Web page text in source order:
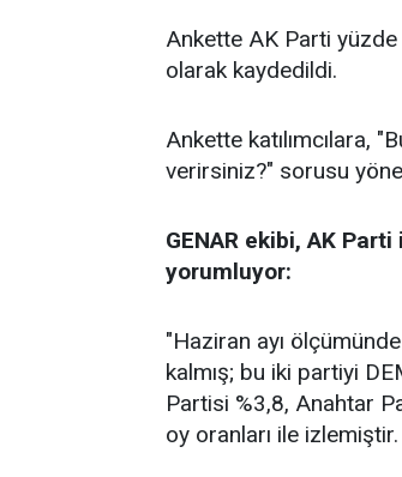
Ankette AK Parti yüzde
olarak kaydedildi.
Ankette katılımcılara,
verirsiniz?" sorusu
GENAR ekibi, AK
yorumluyor:
"Haziran ayı
kalmış; bu iki partiyi
Partisi %3,8, Anahtar
oy oranları ile izlemiştir.